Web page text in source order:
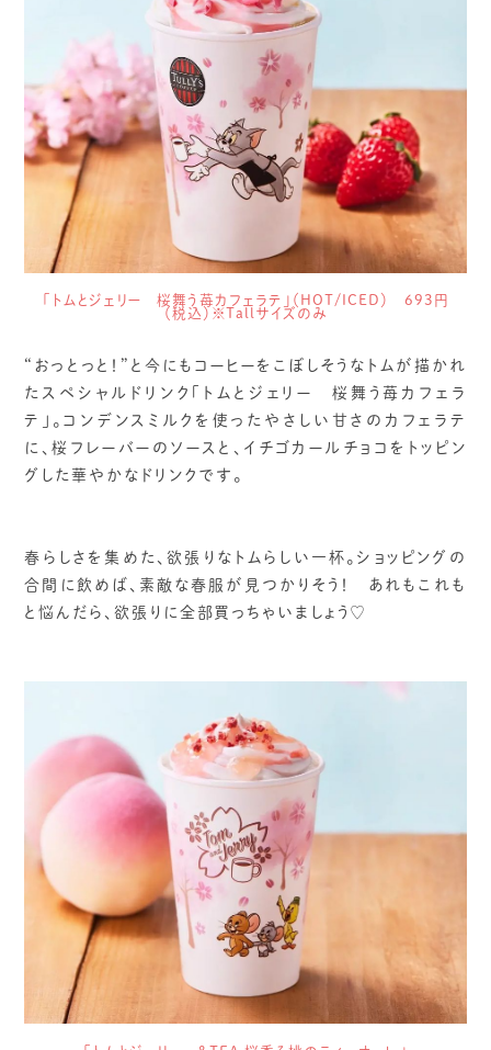
「トムとジェリー 桜舞う苺カフェラテ」（HOT/ICED） 693円
（税込）※Tallサイズのみ
“おっとっと！”と今にもコーヒーをこぼしそうなトムが描かれ
たスペシャルドリンク「トムとジェリー 桜舞う苺カフェラ
テ」。コンデンスミルクを使ったやさしい甘さのカフェラテ
に、桜フレーバーのソースと、イチゴカールチョコをトッピン
グした華やかなドリンクです。
春らしさを集めた、欲張りなトムらしい一杯。ショッピングの
合間に飲めば、素敵な春服が見つかりそう！ あれもこれも
と悩んだら、欲張りに全部買っちゃいましょう♡